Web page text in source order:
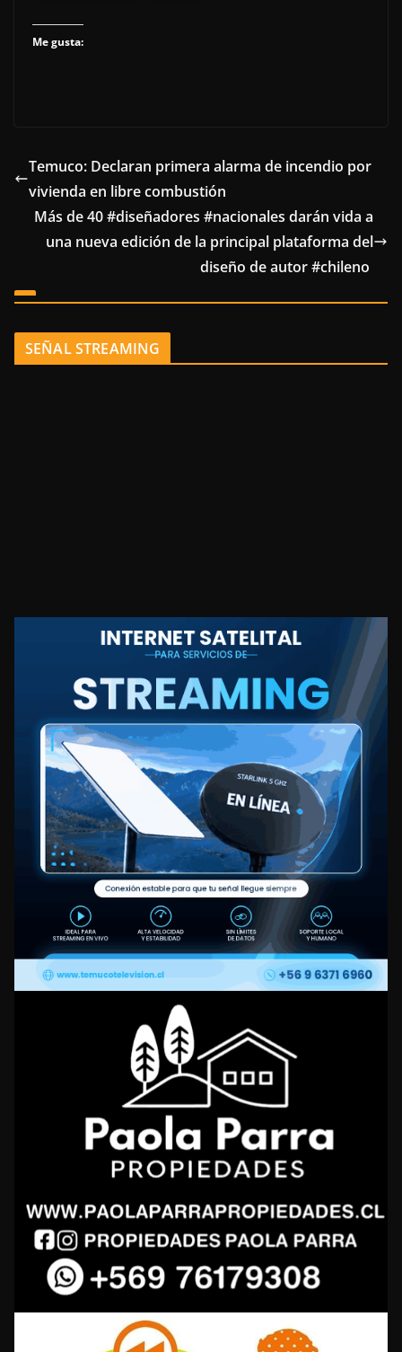
Me gusta:
Temuco: Declaran primera alarma de incendio por
vivienda en libre combustión
Más de 40 #diseñadores #nacionales darán vida a
una nueva edición de la principal plataforma del
diseño de autor #chileno
SEÑAL STREAMING